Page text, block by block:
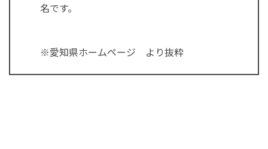
名です。
※愛知県ホームページ より抜粋